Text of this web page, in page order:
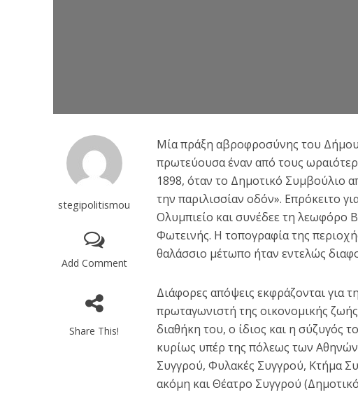
stegipolitismou
Add Comment
Share This!
Μία πράξη αβροφροσύνης του
πρωτεύουσα έναν από τους
1898, όταν το Δημοτικό Συμβούλιο
την παριλισσίαν οδόν». Επρόκειτο
Ολυμπιείο και συνέδεε τη λεωφόρο
Φωτεινής. Η τοπογραφία της
θαλάσσιο μέτωπο ήταν εντελώς
Διάφορες απόψεις εκφράζονται για
πρωταγωνιστή της οικονομικής
διαθήκη του, ο ίδιος και η σύζυγός
κυρίως υπέρ της πόλεως των
Συγγρού, Φυλακές Συγγρού, Κτήμα
ακόμη και Θέατρο Συγγρού